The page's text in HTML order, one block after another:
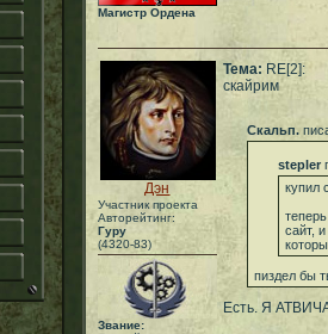
Магистр Ордена
Дэн
Участник проекта
Авторейтинг:
Гуру
(4320-83)
Звание:
Тема: RE[2]:
скайрим
Скальп.
stepler
купил
сайт,
пиздел бы
Есть. Я